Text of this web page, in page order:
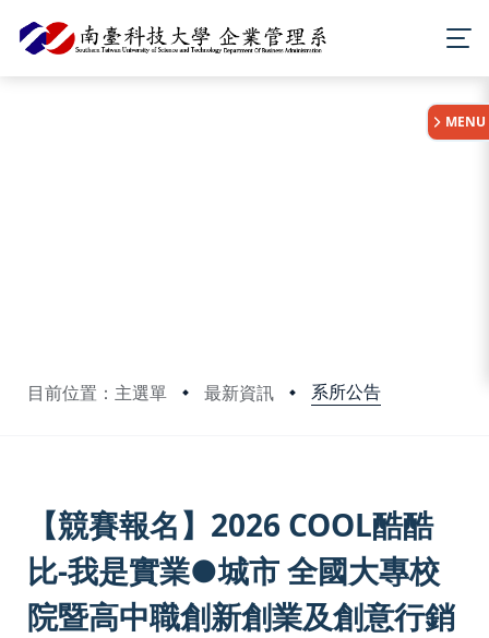
目前位置：主選單 最新資訊 系所公告
MENU
【競賽報名】2026 COOL酷酷
比-我是實業●城市 全國大專校
院暨高中職創新創業及創意行銷